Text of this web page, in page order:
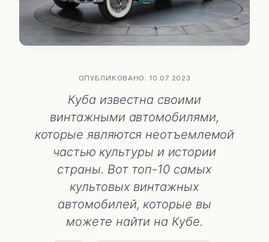
ОПУБЛИКОВАНО: 10.07.2023
Куба известна своими
винтажными автомобилями,
которые являются неотъемлемой
частью культуры и истории
страны. Вот топ-10 самых
культовых винтажных
автомобилей, которые вы
можете найти на Кубе.